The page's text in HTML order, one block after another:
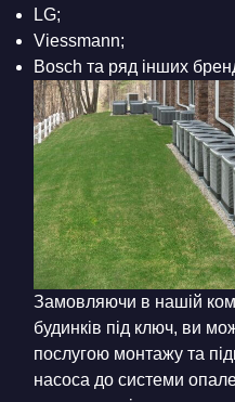
LG;
Viessmann;
Bosch та ряд інших
Замовляючи в нашій
будинків під ключ, ви
послугою монтажу та
насоса до системи